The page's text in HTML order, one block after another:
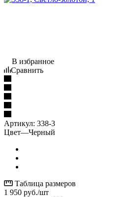
В избранное
Сравнить
Артикул: 338-3
Цвет—Черный
Таблица размеров
1 950 руб./шт